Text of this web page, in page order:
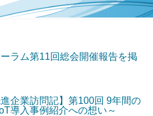
ラム第11回総会開催報告を掲
進企業訪問記】第100回 9年間の
導入事例紹介への想い～